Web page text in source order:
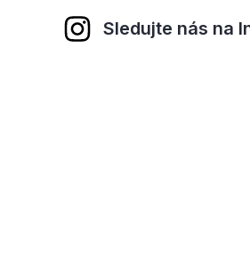
Sledujte nás na